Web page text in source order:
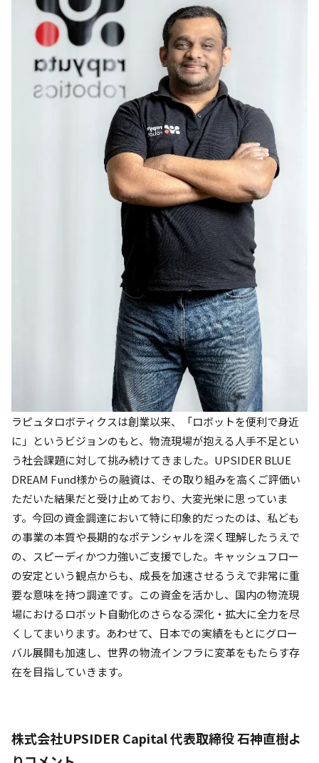
ラピュタロボティクスは創業以来、「ロボットを便利で身近
に」というビジョンのもと、物流現場が抱える人手不足とい
う社会課題に対して挑み続けてきました。UPSIDER BLUE
DREAM Fund様からの融資は、その取り組みを高くご評価い
ただいた結果だと受け止めており、大変光栄に思っていま
す。今回の資金調達において特に印象的だったのは、私ども
の事業の本質や長期的なポテンシャルを深く理解したうえで
の、スピーディかつ力強いご支援でした。キャッシュフロー
の安定という観点からも、成長を加速させるうえで非常に重
要な意味を持つ調達です。この資金を活かし、国内の物流現
場におけるロボット自動化のさらなる深化・拡大に全力を尽
くしてまいります。あわせて、日本での実績をもとにグロー
バル展開も加速し、世界の物流インフラに変革をもたらす存
在を目指していきます。
株式会社UPSIDER Capital 代表取締役 石神直樹よ